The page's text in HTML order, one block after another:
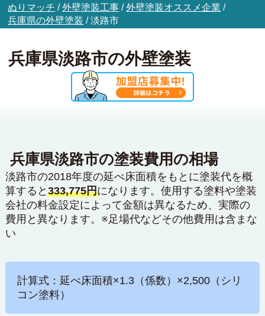
ぬりマッチ /外壁塗装工事 /外壁塗装オススメ企業 /
兵庫県の外壁塗装 /淡路市
兵庫県淡路市の外壁塗装
兵庫県淡路市の塗装費用の相場
淡路市の2018年度の延べ床面積をもとに塗装代を概
算すると 333,775円になります。使用する塗料や塗装
会社の料金設定によって金額は異なるため、実際の
費用と異なります。※足場代などその他費用は含まな
い
計算式：延べ床面積×1.3（係数）×2,500（シリ
コン塗料）